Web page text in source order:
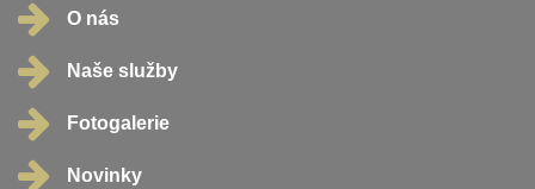
O nás
Naše služby
Fotogalerie
Novinky